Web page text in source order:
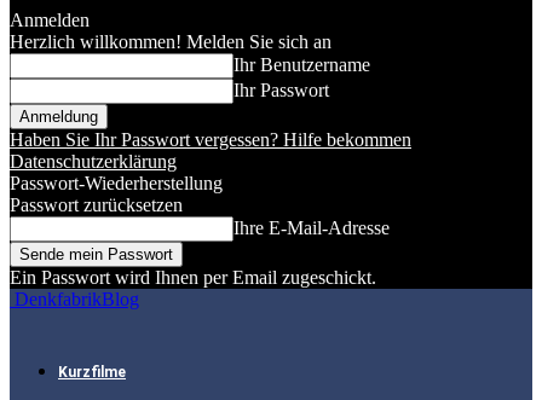
Anmelden
Herzlich willkommen! Melden Sie sich an
Ihr Benutzername
Ihr Passwort
Haben Sie Ihr Passwort vergessen? Hilfe bekommen
Datenschutzerklärung
Passwort-Wiederherstellung
Passwort zurücksetzen
Ihre E-Mail-Adresse
Ein Passwort wird Ihnen per Email zugeschickt.
DenkfabrikBlog
Kurzfilme